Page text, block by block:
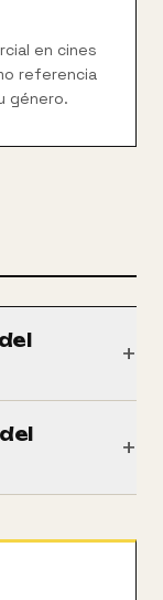
en cines
referencia
género.
+
+